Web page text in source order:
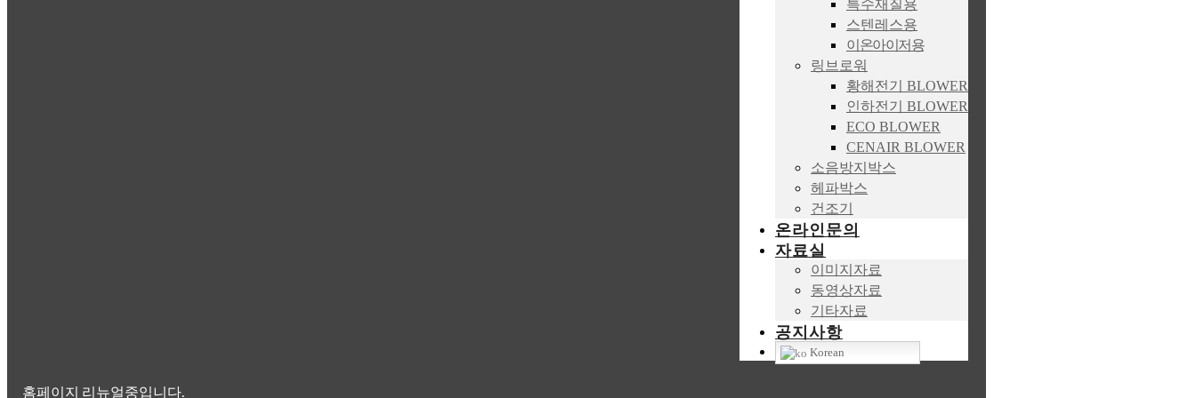
특수재질용
스텐레스용
이온아이저용
링브로워
황해전기 BLOWER
인하전기 BLOWER
ECO BLOWER
CENAIR BLOWER
소음방지박스
헤파박스
건조기
온라인문의
자료실
이미지자료
동영상자료
기타자료
공지사항
Korean
홈페이지 리뉴얼중입니다.